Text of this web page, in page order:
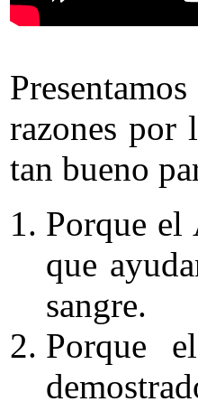
razones por
tan bueno
Porque el
que
sangre.
Porque